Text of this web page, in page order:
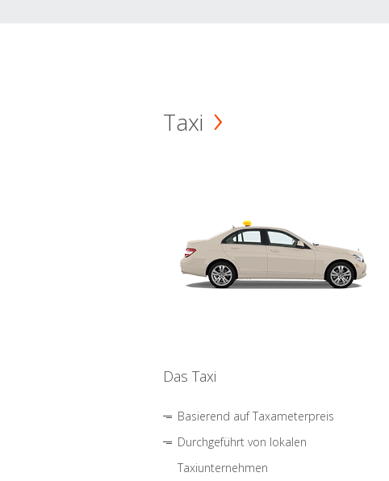
Taxi
Das Taxi
Basierend auf Taxameterpreis
Durchgeführt von lokalen
Taxiunternehmen